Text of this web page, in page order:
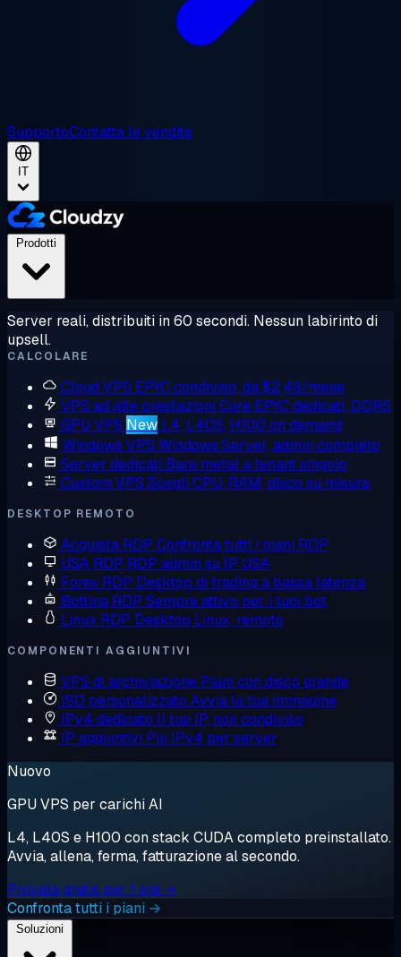
SupportoContatta le vendite
IT
Server reali, distribuiti in 60 secondi. Nessun labirinto di
upsell.
CALCOLARE
Cloud VPS EPYC condiviso, da $2,48/mese
VPS ad alte prestazioni Core EPYC dedicati, DDR5
GPU VPS New L4, L40S, H100 on demand
Windows VPS Windows Server, admin completo
Server dedicati Bare metal a tenant singolo
Custom VPS Scegli CPU, RAM, disco su misura
DESKTOP REMOTO
Acquista RDP Confronta tutti i piani RDP
USA RDP RDP admin su IP USA
Forex RDP Desktop di trading a bassa latenza
Botting RDP Sempre attivo per i tuoi bot
Linux RDP Desktop Linux, remoto
COMPONENTI AGGIUNTIVI
VPS di archiviazione Piani con disco grande
ISO personalizzato Avvia la tua immagine
IPv4 dedicato Il tuo IP, non condiviso
IP aggiuntivi Più IPv4 per server
Nuovo
GPU VPS per carichi AI
L4, L40S e H100 con stack CUDA completo preinstallato.
Avvia, allena, ferma, fatturazione al secondo.
Provala gratis per 1 ora →
Confronta tutti i piani →